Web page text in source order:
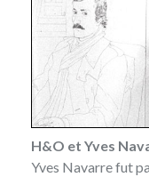
H&O et Yves
Yves Navarre fut